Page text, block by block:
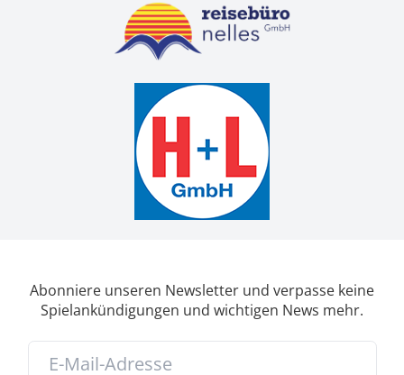
Abonniere unseren Newsletter und verpasse keine
Spielankündigungen und wichtigen News mehr.